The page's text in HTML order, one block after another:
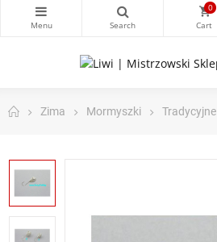
0
Zima Mormyszki Tradycyjne